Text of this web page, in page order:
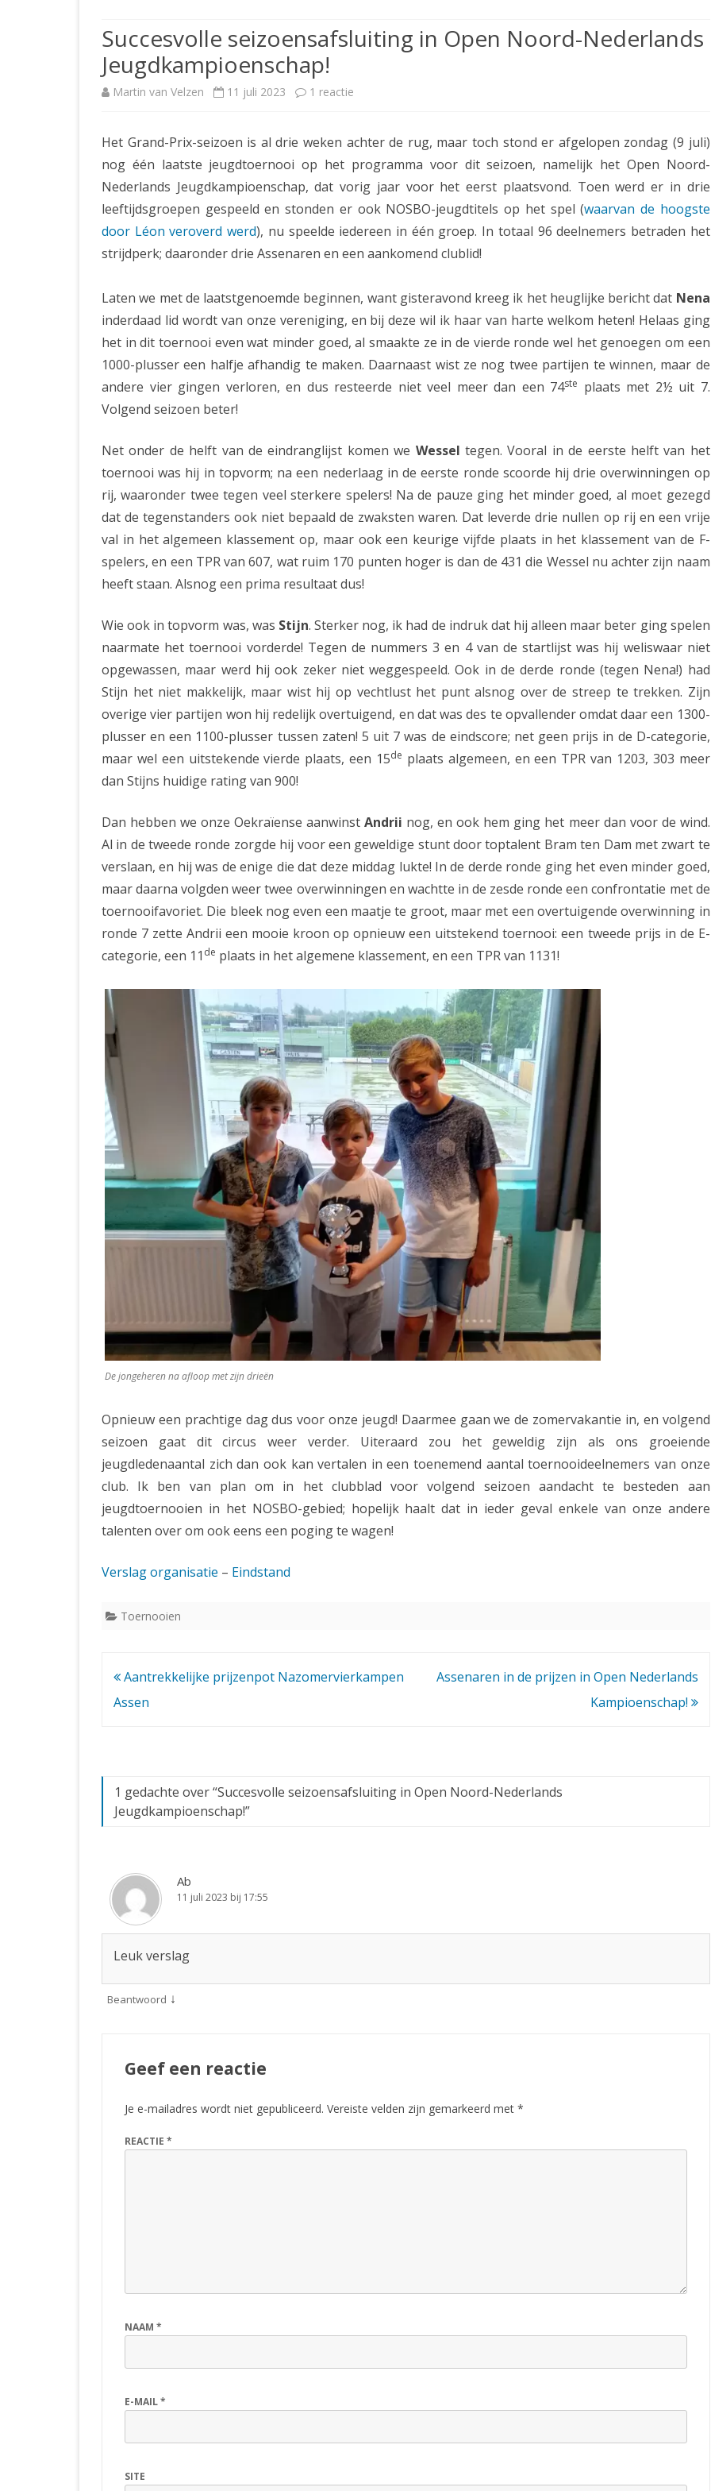
2025-2026
KNSB-RATINGLIJST
ERELIJST SENIOREN
2026
SPEELSCHEMA JEUGD
NEDERLANDSE
NOSBO-COMPETITIE
JUBILEUMVIERKAMPEN UITSLAGENNOSBO-COMPETITIE 2025-2026
INTERNE COMPETITIES
Succesvolle seizoensafsluiting in Open Noord-Nederlands
Jeugdkampioenschap!
Martin van Velzen 11 juli 2023 1 reactie
S
c
e
v
o
l
s
e
z
o
e
n
s
a
s
l
t
i
n
O
p
e
n
N
o
o
r
-
N
e
l
n
d
s
d
p
h
Het Grand-Prix-seizoen is al drie weken achter de rug, maar toch stond er afgelopen zondag (9 juli)
nog één laatste jeugdtoernooi op het programma voor dit seizoen, namelijk het Open Noord-
Nederlands Jeugdkampioenschap, dat vorig jaar voor het eerst plaatsvond. Toen werd er in drie
leeftijdsgroepen gespeeld en stonden er ook NOSBO-jeugdtitels op het spel (waarvan de hoogste
door Léon veroverd werd), nu speelde iedereen in één groep. In totaal 96 deelnemers betraden het
strijdperk; daaronder drie Assenaren en een aankomend clublid!
Laten we met de laatstgenoemde beginnen, want gisteravond kreeg ik het heuglijke bericht dat Nena
inderdaad lid wordt van onze vereniging, en bij deze wil ik haar van harte welkom heten! Helaas ging
het in dit toernooi even wat minder goed, al smaakte ze in de vierde ronde wel het genoegen om een
1000-plusser een halfje afhandig te maken. Daarnaast wist ze nog twee partijen te winnen, maar de
andere vier gingen verloren, en dus resteerde niet veel meer dan een 74ste plaats met 2½ uit 7.
Volgend seizoen beter!
Net onder de helft van de eindranglijst komen we Wessel tegen. Vooral in de eerste helft van het
toernooi was hij in topvorm; na een nederlaag in de eerste ronde scoorde hij drie overwinningen op
rij, waaronder twee tegen veel sterkere spelers! Na de pauze ging het minder goed, al moet gezegd
dat de tegenstanders ook niet bepaald de zwaksten waren. Dat leverde drie nullen op rij en een vrije
val in het algemeen klassement op, maar ook een keurige vijfde plaats in het klassement van de F-
spelers, en een TPR van 607, wat ruim 170 punten hoger is dan de 431 die Wessel nu achter zijn naam
heeft staan. Alsnog een prima resultaat dus!
Wie ook in topvorm was, was Stijn. Sterker nog, ik had de indruk dat hij alleen maar beter ging spelen
naarmate het toernooi vorderde! Tegen de nummers 3 en 4 van de startlijst was hij weliswaar niet
opgewassen, maar werd hij ook zeker niet weggespeeld. Ook in de derde ronde (tegen Nena!) had
Stijn het niet makkelijk, maar wist hij op vechtlust het punt alsnog over de streep te trekken. Zijn
overige vier partijen won hij redelijk overtuigend, en dat was des te opvallender omdat daar een 1300-
plusser en een 1100-plusser tussen zaten! 5 uit 7 was de eindscore; net geen prijs in de D-categorie,
maar wel een uitstekende vierde plaats, een 15de plaats algemeen, en een TPR van 1203, 303 meer
dan Stijns huidige rating van 900!
Dan hebben we onze Oekraïense aanwinstAndrii nog, en ook hem ging het meer dan voor de wind.
Al in de tweede ronde zorgde hij voor een geweldige stunt door toptalent Bram ten Dam met zwart te
verslaan, en hij was de enige die dat deze middag lukte! In de derde ronde ging het even minder goed,
maar daarna volgden weer twee overwinningen en wachtte in de zesde ronde een confrontatie met de
toernooifavoriet. Die bleek nog even een maatje te groot, maar met een overtuigende overwinning in
ronde 7 zette Andrii een mooie kroon op opnieuw een uitstekend toernooi: een tweede prijs in de E-
categorie, een 11 de plaats in het algemene klassement, en een TPR van 1131!
De jongeheren na afloop met zijn drieën
Opnieuw een prachtige dag dus voor onze jeugd! Daarmee gaan we de zomervakantie in, en volgend
seizoen gaat dit circus weer verder. Uiteraard zou het geweldig zijn als ons groeiende
jeugdledenaantal zich dan ook kan vertalen in een toenemend aantal toernooideelnemers van onze
club. Ik ben van plan om in het clubblad voor volgend seizoen aandacht te besteden aan
jeugdtoernooien in het NOSBO-gebied; hopelijk haalt dat in ieder geval enkele van onze andere
talenten over om ook eens een poging te wagen!
Verslag organisatie – Eindstand
Toernooien
Bericht
navigatie
Aantrekkelijke prijzenpot Nazomervierkampen
Assen
Assenaren in de prijzen in Open Nederlands
Kampioenschap!
1 gedachte over “Succesvolle seizoensafsluiting in Open Noord-Nederlands
Jeugdkampioenschap!”
Ab
11 juli 2023 bij 17:55
Leuk verslag
Beantwoord ↓
Geef een reactie
Je e-mailadres wordt niet gepubliceerd. Vereiste velden zijn gemarkeerd met *
REACTIE *
NAAM *
E-MAIL*
SITE